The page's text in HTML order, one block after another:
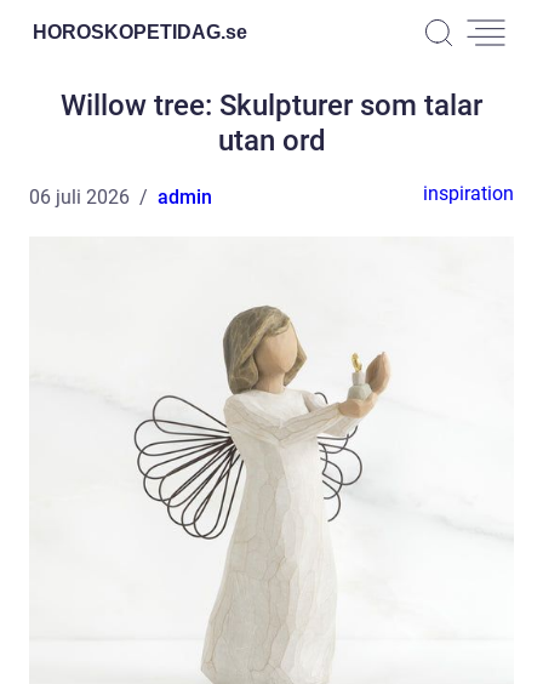
HOROSKOPETIDAG.se
Willow tree: Skulpturer som talar
utan ord
06 juli 2026 admin inspiration